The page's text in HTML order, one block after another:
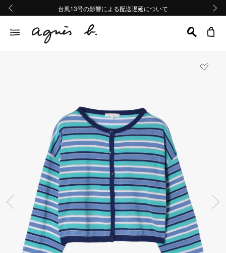
熊本地域地震の影響による配送遅延について
Summer Sale 2buy10%OFF!!
台風13号の影響による配送遅延について
熊本地域地震の影響による配送遅延について
Summer Sale 2buy10%OFF!!
前の画像